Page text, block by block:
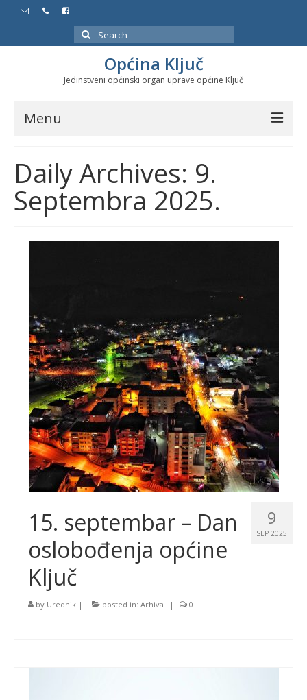
Search
for:
Općina Ključ
Jedinstveni općinski organ uprave općine Ključ
Menu
Službeni glasnici
Javne nabavke
Značajni datumi i manifestacije
Daily Archives: 9.
Septembra 2025.
9
SEP 2025
15. septembar – Dan
oslobođenja općine
Ključ
by Urednik | posted in: Arhiva | 0